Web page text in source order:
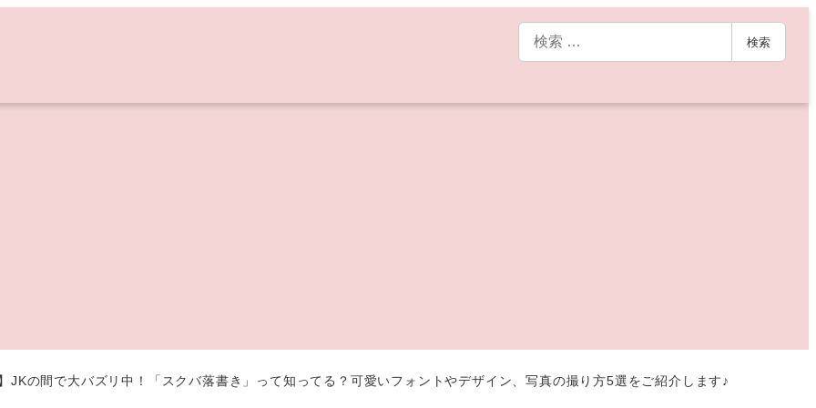
索
検索
JKの間で大バズリ中！「スクバ落書き」って知ってる？可愛いフォントやデザイン、写真の撮り方5選をご紹介します♪